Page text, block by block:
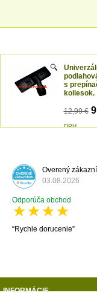
s
koliesok.
12,99 €
DPH
Overený
03.08.2026
Odporúča obchod
Rychle dorucenie
INFORMÁCIE